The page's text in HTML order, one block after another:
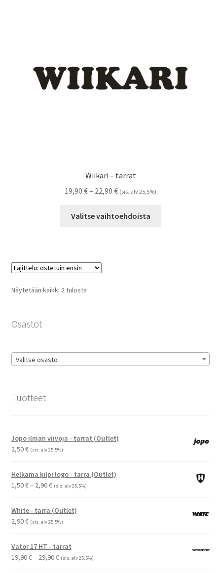
Wiikari – tarrat
19,90 €– 22,90 €Hintaluokka:
-
(sis. alv 25,5%)
Valitse vaihtoehdoista
Näytetään kaikki 2 tulostaSuosituimmat
Osastot
Valitse osasto
Tuotteet
Jopo ilman viivoja - tarrat (Outlet)
2,50€ (sis. alv 25,5%)
Helkama kilpi logo - tarra (Outlet)
1,50€– 2,90€Hintaluokka:
-
2,90 €
(sis. alv 25,5%)
White - tarra (Outlet)
2,90€ (sis. alv 25,5%)
Vator 17 HT - tarrat
19,90€– 29,90€Hintaluokka:
(sis. alv 25,5%)